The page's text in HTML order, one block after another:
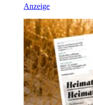
Anzeige